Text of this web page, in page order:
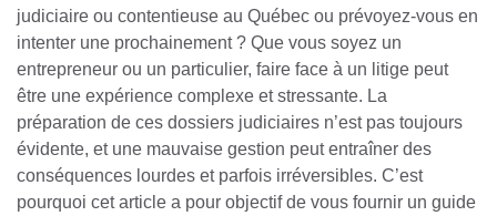
judiciaire ou contentieuse au Québec ou prévoyez-vous en
intenter une prochainement ? Que vous soyez un
entrepreneur ou un particulier, faire face à un litige peut
être une expérience complexe et stressante. La
préparation de ces dossiers judiciaires n’est pas toujours
évidente, et une mauvaise gestion peut entraîner des
conséquences lourdes et parfois irréversibles. C’est
pourquoi cet article a pour objectif de vous fournir un guide